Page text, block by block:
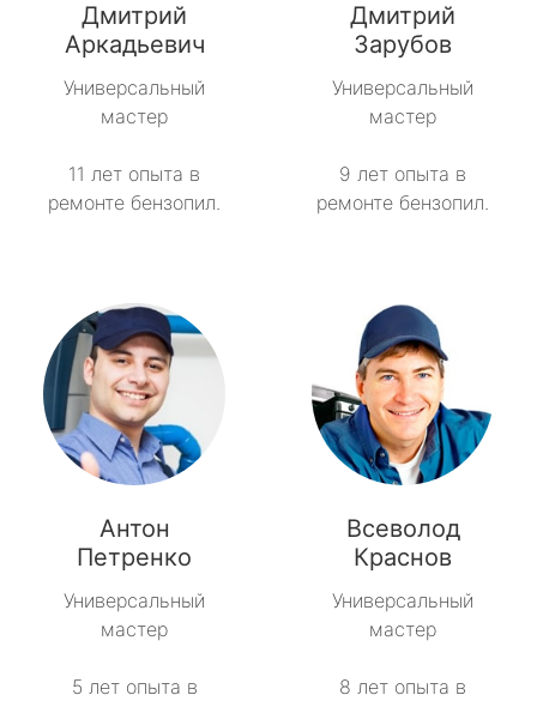
Дмитрий
Аркадьевич
Универсальный
мастер
11 лет опыта в
ремонте бензопил.
Дмитрий
Зарубов
Универсальный
мастер
9 лет опыта в
ремонте бензопил.
Антон
Петренко
Универсальный
мастер
5 лет опыта в
Всеволод
Краснов
Универсальный
мастер
8 лет опыта в